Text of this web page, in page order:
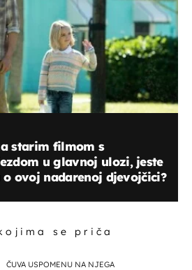
starim filmom s
u glavnoj ulozi, jeste
ovoj nadarenoj djevojčici?
se priča
ČUVA USPOMENU NA NJEGA